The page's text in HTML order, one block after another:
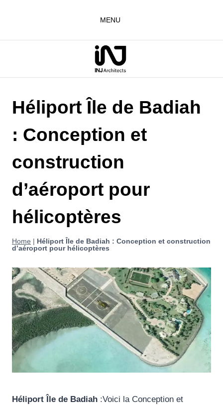
MENU
Héliport Île de Badiah
: Conception et
construction
d’aéroport pour
hélicoptères
Home | Héliport Île de Badiah : Conception et construction
d’aéroport pour hélicoptères
Héliport Île de Badiah :Voici la Conception et